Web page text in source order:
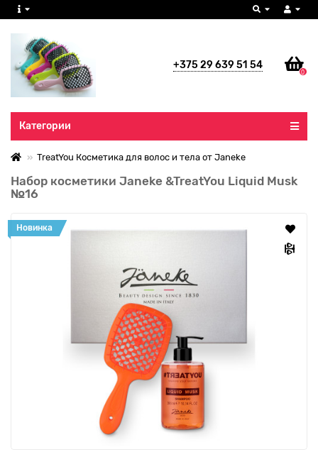
+375 29 639 51 54
0
Все категории
Категории
TreatYou Косметика для волос и тела от Janeke
Набор косметики Janeke &TreatYou Liquid Musk
№16
Новинка